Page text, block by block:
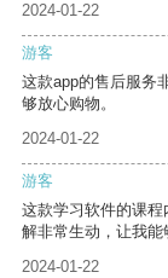
2024-01-22
游客
这款app的售后服务
够放心购物。
2024-01-22
游客
这款学习软件的课
解非常生动，让我能
2024-01-22